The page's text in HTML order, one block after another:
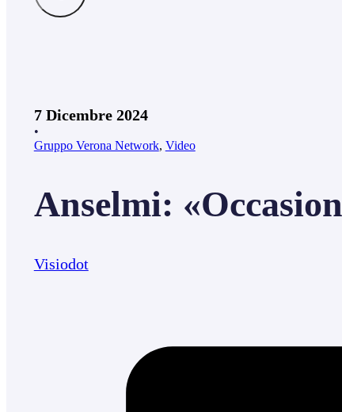
7 Dicembre 2024
•
Gruppo Verona Network, Video
Anselmi:
Visiodot